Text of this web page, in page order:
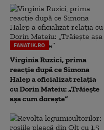
FANATIK.RO
Virginia Ruzici, prima
reacție după ce Simona
Halep a oficializat relația
cu Dorin Mateiu: „Trăiește
așa cum dorește”